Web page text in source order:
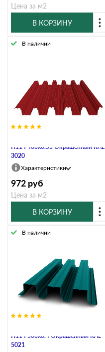
Цена за м2
В КОРЗИНУ
Н114 400х0.55 Окрашенный RAL
3020
В наличии
Характеристики
972 руб
Цена за м2
В КОРЗИНУ
Н114 500х0.4 Окрашенный RAL
5021
В наличии